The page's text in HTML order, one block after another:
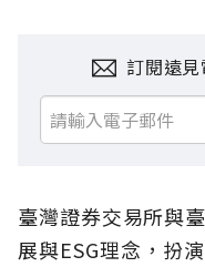
訂閱遠
臺灣證券交易所與
展與ESG理念，扮